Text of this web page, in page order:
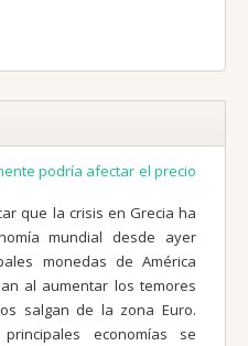
podría afectar el precio
que la crisis en Grecia ha
mundial desde ayer
monedas de América
al aumentar los temores
salgan de la zona Euro.
economías se